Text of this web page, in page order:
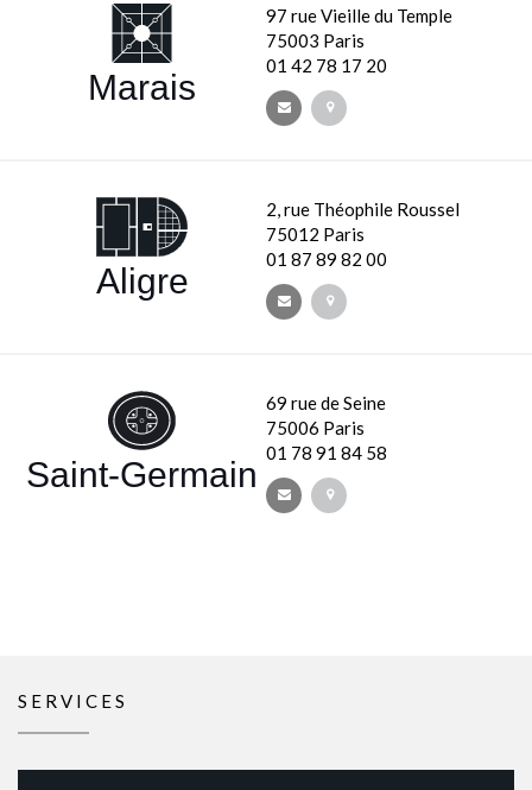
Marais
97 rue Vieille du Temple
75003 Paris
01 42 78 17 20
Aligre
2, rue Théophile Roussel
75012 Paris
01 87 89 82 00
Saint-Germain
69 rue de Seine
75006 Paris
01 78 91 84 58
SERVICES